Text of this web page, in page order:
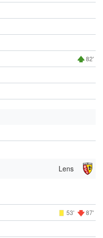
82'
Lens
53' 87'